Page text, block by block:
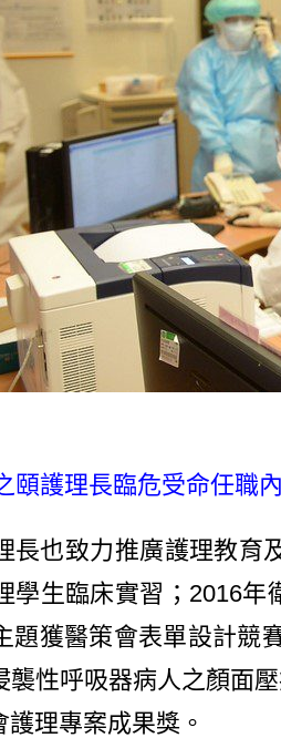
頤護理長臨危受命任職
也致力推廣護理教育
學生臨床實習；2016
題獲醫策會表單設計競
性呼吸器病人之顏面
理專案成果獎。